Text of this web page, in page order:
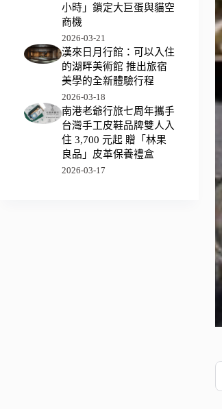
小時」鎖定大巨蛋與貓空
商機
2026-03-21
漢來日月行館：可以入住
的湖畔美術館 推出旅宿
美學的全新體驗行程
2026-03-18
南港老爺行旅七周年攜手
台灣手工皮鞋品牌雙人入
住 3,700 元起 贈「林果
良品」皮革保養禮盒
2026-03-17